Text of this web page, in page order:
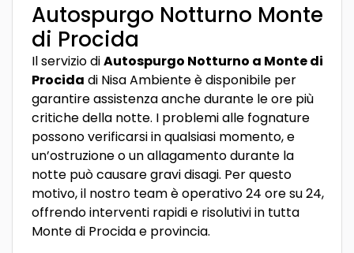
Autospurgo Notturno Monte
di Procida
Il servizio diAutospurgo Notturno a Monte di
Procida di Nisa Ambiente è disponibile per
garantire assistenza anche durante le ore più
critiche della notte. I problemi alle fognature
possono verificarsi in qualsiasi momento, e
un’ostruzione o un allagamento durante la
notte può causare gravi disagi. Per questo
motivo, il nostro team è operativo 24 ore su 24,
offrendo interventi rapidi e risolutivi in tutta
Monte di Procida e provincia.